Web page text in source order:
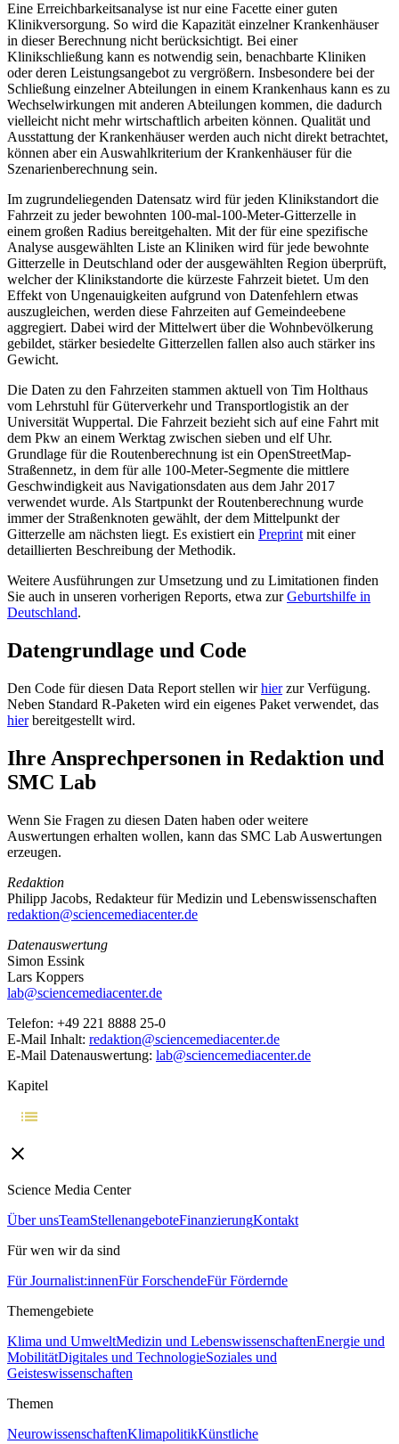
Eine Erreichbarkeitsanalyse ist nur eine Facette einer guten
Klinikversorgung. So wird die Kapazität einzelner Krankenhäuser
in dieser Berechnung nicht berücksichtigt. Bei einer
Klinikschließung kann es notwendig sein, benachbarte Kliniken
oder deren Leistungsangebot zu vergrößern. Insbesondere bei der
Schließung einzelner Abteilungen in einem Krankenhaus kann es zu
Wechselwirkungen mit anderen Abteilungen kommen, die dadurch
vielleicht nicht mehr wirtschaftlich arbeiten können. Qualität und
Ausstattung der Krankenhäuser werden auch nicht direkt betrachtet,
können aber ein Auswahlkriterium der Krankenhäuser für die
Szenarienberechnung sein.
Im zugrundeliegenden Datensatz wird für jeden Klinikstandort die
Fahrzeit zu jeder bewohnten 100-mal-100-Meter-Gitterzelle in
einem großen Radius bereitgehalten. Mit der für eine spezifische
Analyse ausgewählten Liste an Kliniken wird für jede bewohnte
Gitterzelle in Deutschland oder der ausgewählten Region überprüft,
welcher der Klinikstandorte die kürzeste Fahrzeit bietet. Um den
Effekt von Ungenauigkeiten aufgrund von Datenfehlern etwas
auszugleichen, werden diese Fahrzeiten auf Gemeindeebene
aggregiert. Dabei wird der Mittelwert über die Wohnbevölkerung
gebildet, stärker besiedelte Gitterzellen fallen also auch stärker ins
Gewicht.
Die Daten zu den Fahrzeiten stammen aktuell von Tim Holthaus
vom Lehrstuhl für Güterverkehr und Transportlogistik an der
Universität Wuppertal. Die Fahrzeit bezieht sich auf eine Fahrt mit
dem Pkw an einem Werktag zwischen sieben und elf Uhr.
Grundlage für die Routenberechnung ist ein OpenStreetMap-
Straßennetz, in dem für alle 100-Meter-Segmente die mittlere
Geschwindigkeit aus Navigationsdaten aus dem Jahr 2017
verwendet wurde. Als Startpunkt der Routenberechnung wurde
immer der Straßenknoten gewählt, der dem Mittelpunkt der
Gitterzelle am nächsten liegt. Es existiert ein Preprintmit einer
detaillierten Beschreibung der Methodik.
Weitere Ausführungen zur Umsetzung und zu Limitationen finden
Sie auch in unseren vorherigen Reports, etwa zurGeburtshilfe in
Deutschland.
Datengrundlage und Code
Den Code für diesen Data Report stellen wirhierzur Verfügung.
Neben Standard R-Paketen wird ein eigenes Paket verwendet, das
hierbereitgestellt wird.
Ihre Ansprechpersonen in Redaktion und
SMC Lab
Wenn Sie Fragen zu diesen Daten haben oder weitere
Auswertungen erhalten wollen, kann das SMC Lab Auswertungen
erzeugen.
Redaktion
Philipp Jacobs, Redakteur für Medizin und Lebenswissenschaften
redaktion@sciencemediacenter.de
Datenauswertung
Simon Essink
Lars Koppers
lab@sciencemediacenter.de
Telefon: +49 221 8888 25-0
E-Mail Inhalt: redaktion@sciencemediacenter.de
E-Mail Datenauswertung: lab@sciencemediacenter.de
Kapitel
Science Media Center
Über unsTeamStellenangeboteFinanzierungKontakt
Für wen wir da sind
Für Journalist:innenFür ForschendeFür Fördernde
Themengebiete
Klima und UmweltMedizin und LebenswissenschaftenEnergie und
MobilitätDigitales und TechnologieSoziales und
Geisteswissenschaften
Themen
NeurowissenschaftenKlimapolitikKünstliche